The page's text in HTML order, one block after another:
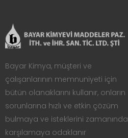
Bayar Kimya, müşteri ve
çalışanlarının memnuniyeti için
bütün olanaklarını kullanır, onların
sorunlarına hızlı ve etkin çözüm
bulmaya ve isteklerini zamanında
karşılamaya odaklanır